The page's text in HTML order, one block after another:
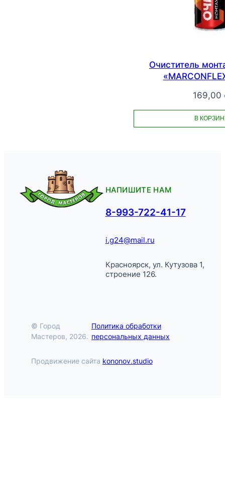
Очиститель
169,00
В
НАПИШИТЕ НАМ
8-993-722-41-17
i.g24@mail.ru
Красноярск, ул. Кутузова 1,
строение 126.
© Город
Мастеров, 2026.
Политика обработки
персональных данных
Продвижение сайта kononov.studio